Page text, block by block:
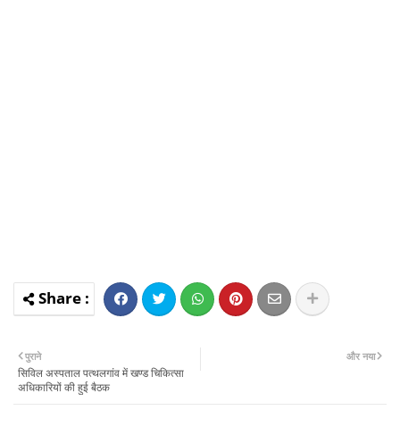
और नया
पुराने
सिविल अस्पताल पत्थलगांव में खण्ड चिकित्सा
अधिकारियों की हुई बैठक